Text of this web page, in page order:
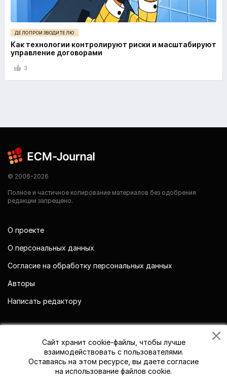
ДЕЛОПРОИЗВОДИТЕЛЮ
Как технологии контролируют риски и масштабируют
управление договорами
3
© 2006-2026
Полное и частичное копирование материалов без одобрения
редакции запрещено.
О проекте
О персональных данных
Согласие на обработку персональных данных
Авторы
Написать редактору
Сайт хранит cookie-файлы, чтобы лучше
взаимодействовать с пользователями.
Оставаясь на этом ресурсе, вы даете согласие
на использование файлов cookie.